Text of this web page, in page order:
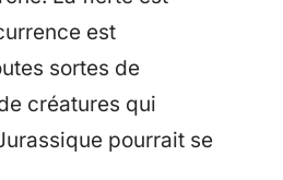
est
sortes de
créatures qui
pourrait se